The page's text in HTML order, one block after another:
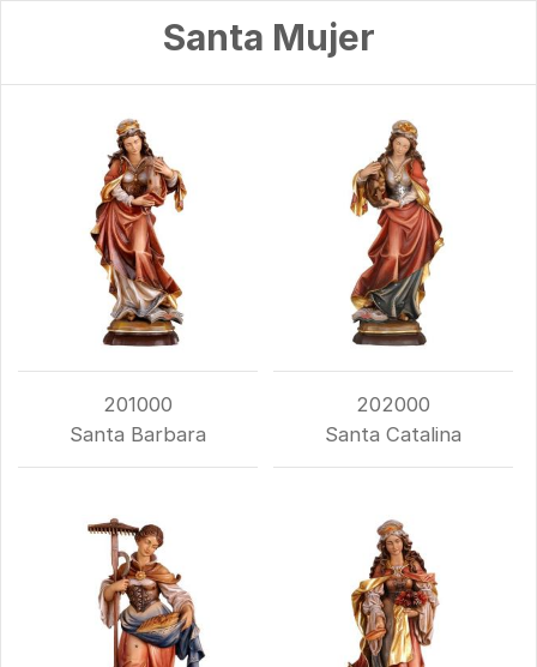
Santa Mujer
201000
Santa Barbara
202000
Santa Catalina